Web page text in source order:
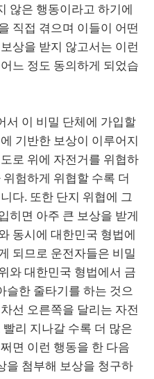
않은 행동이라고 하기에
직접 겪으며 이들이 어떤
상을 받지 않고서는 이런
느 정도 동의하게 되었습
서 이 비밀 단체에 가입할
기반한 보상이 이루어지
로 위에 자전거를 위협하
험하게 위협할 수록 더
다. 또한 단지 위협에 그
히면 아주 큰 보상을 받게
동시에 대한민국 형법에
되므로 운전자들은 비밀
와 대한민국 형법에서 금
슬한 줄타기를 하는 것으
선 오른쪽을 달리는 자전
리 지나갈 수록 더 많은
면 이런 행동을 한 다음
을 첨부해 보상을 청구하